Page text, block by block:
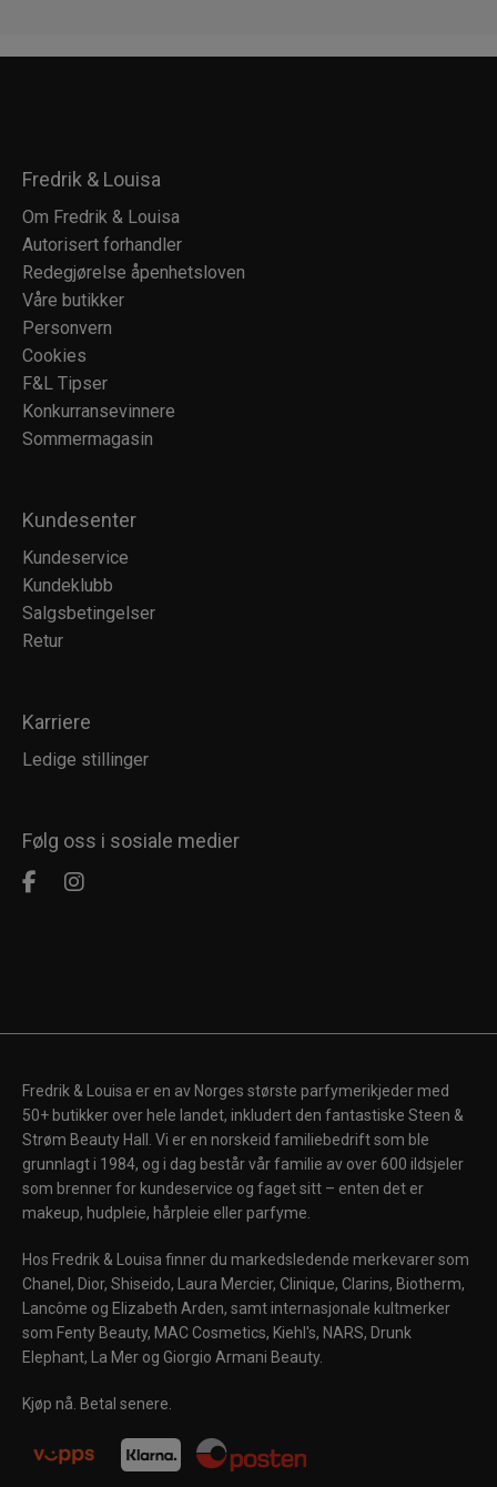
Fredrik & Louisa
Om Fredrik & Louisa
Autorisert forhandler
Redegjørelse åpenhetsloven
Våre butikker
Personvern
Cookies
F&L Tipser
Konkurransevinnere
Sommermagasin
Kundesenter
Kundeservice
Kundeklubb
Salgsbetingelser
Retur
Karriere
Ledige stillinger
Følg oss i sosiale medier
Fredrik & Louisa er en av Norges største parfymerikjeder med
50+ butikker over hele landet, inkludert den fantastiske Steen &
Strøm Beauty Hall. Vi er en norskeid familiebedrift som ble
grunnlagt i 1984, og i dag består vår familie av over 600 ildsjeler
som brenner for kundeservice og faget sitt – enten det er
makeup, hudpleie, hårpleie eller parfyme.
Hos Fredrik & Louisa finner du markedsledende merkevarer som
Chanel, Dior, Shiseido, Laura Mercier, Clinique, Clarins, Biotherm,
Lancôme og Elizabeth Arden, samt internasjonale kultmerker
som Fenty Beauty, MAC Cosmetics, Kiehl's, NARS, Drunk
Elephant, La Mer og Giorgio Armani Beauty.
Kjøp nå. Betal senere.